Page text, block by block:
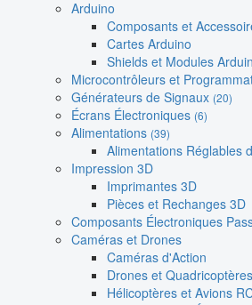
Arduino
Composants et
Cartes Arduino
Shields et Modules
Microcontrôleurs et
Générateurs de Signaux (20)
Écrans Électroniques (6)
Alimentations (39)
Alimentations Réglables
Impression 3D
Imprimantes 3D
Pièces et Rechanges 3D
Composants Électroniques
Caméras et Drones
Caméras d'Action
Drones et Quadricoptères
Hélicoptères et Avions